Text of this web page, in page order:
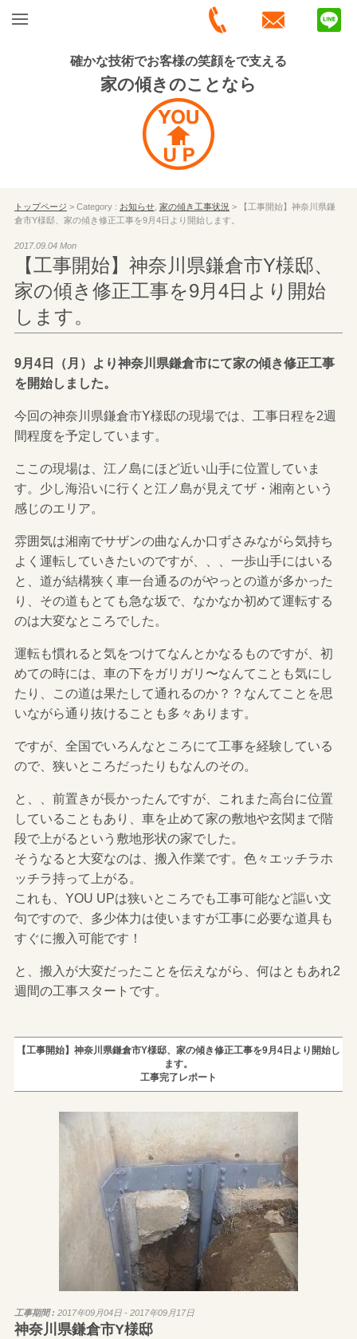
確かな技術でお客様の笑顔をで支える
家の傾きのことなら
トップページ > Category : お知らせ, 家の傾き工事状況 > 【工事開始】神奈川県鎌
倉市Y様邸、家の傾き修正工事を9月4日より開始します。
2017.09.04 Mon
【工事開始】神奈川県鎌倉市Y様邸、
家の傾き修正工事を9月4日より開始
します。
9月4日（月）より神奈川県鎌倉市にて家の傾き修正工事
を開始しました。
今回の神奈川県鎌倉市Y様邸の現場では、工事日程を2週
間程度を予定しています。
ここの現場は、江ノ島にほど近い山手に位置していま
す。少し海沿いに行くと江ノ島が見えてザ・湘南という
感じのエリア。
雰囲気は湘南でサザンの曲なんか口ずさみながら気持ち
よく運転していきたいのですが、、、一歩山手にはいる
と、道が結構狭く車一台通るのがやっとの道が多かった
り、その道もとても急な坂で、なかなか初めて運転する
のは大変なところでした。
運転も慣れると気をつけてなんとかなるものですが、初
めての時には、車の下をガリガリ〜なんてことも気にし
たり、この道は果たして通れるのか？？なんてことを思
いながら通り抜けることも多々あります。
ですが、全国でいろんなところにて工事を経験している
ので、狭いところだったりもなんのその。
と、、前置きが長かったんですが、これまた高台に位置
していることもあり、車を止めて家の敷地や玄関まで階
段で上がるという敷地形状の家でした。
そうなると大変なのは、搬入作業です。色々エッチラホ
ッチラ持って上がる。
これも、YOU UPは狭いところでも工事可能など謳い文
句ですので、多少体力は使いますが工事に必要な道具も
すぐに搬入可能です！
と、搬入が大変だったことを伝えながら、何はともあれ2
週間の工事スタートです。
【工事開始】神奈川県鎌倉市Y様邸、家の傾き修正工事を9月4日より開始し
ます。
工事完了レポート
工事期間 : 2017年09月04日 - 2017年09月17日
神奈川県鎌倉市Y様邸